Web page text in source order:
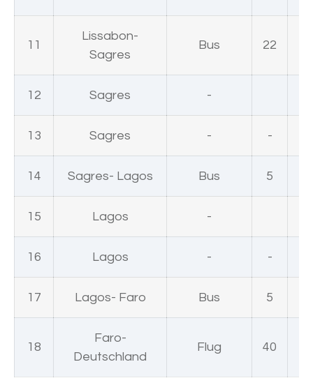
11
Lissabon-
Sagres
Bus 22
12 Sagres -
13 Sagres - -
14 Sagres- Lagos Bus 5
15 Lagos -
16 Lagos - -
17 Lagos- Faro Bus 5
18
Faro-
Deutschland
Flug 40